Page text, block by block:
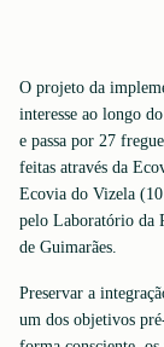
O projeto da
interesse ao longo
e passa por 27
feitas através da
Ecovia do Vizela
pelo Laboratório da
de Guimarães.
Preservar a
um dos objetivos